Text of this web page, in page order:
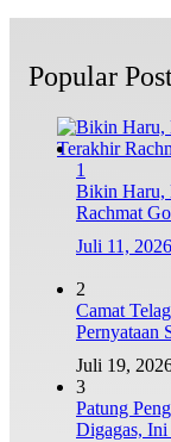
Popular
1
Bikin Haru,
Rachmat
Juli 11, 2026
2
Camat
Pernyataan
Juli 19,
3
Patung
Digagas,